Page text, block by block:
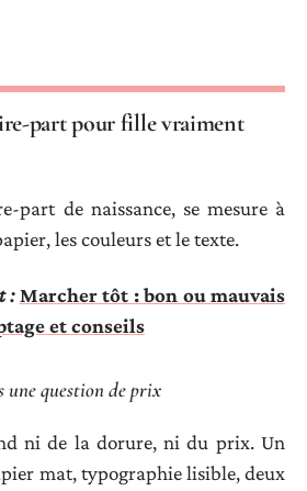
part pour fille vraiment
part de naissance, se mesure à
les couleurs et le texte.
: Marcher tôt : bon ou mauvais
et conseils
une question de prix
ni de la dorure, ni du prix. Un
mat, typographie lisible, deux